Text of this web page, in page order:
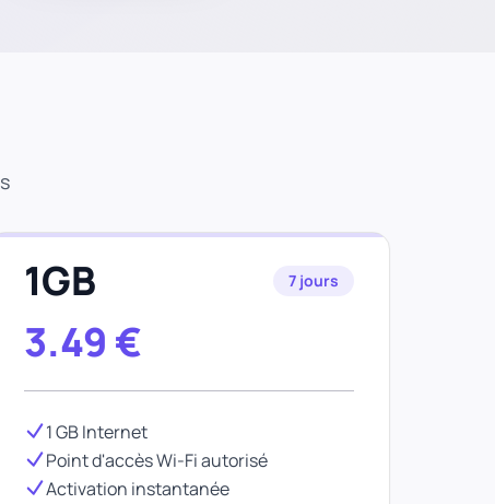
1GB 7 jours
3.49 €
1 GB Internet
Point d'accès Wi-Fi autorisé
Activation instantanée